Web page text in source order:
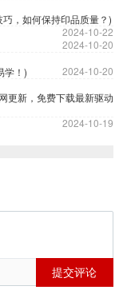
，如何保持印品质量？)
2024-10-22
2024-10-20
学！)
2024-10-20
更新，免费下载最新驱动
2024-10-19
提交评论